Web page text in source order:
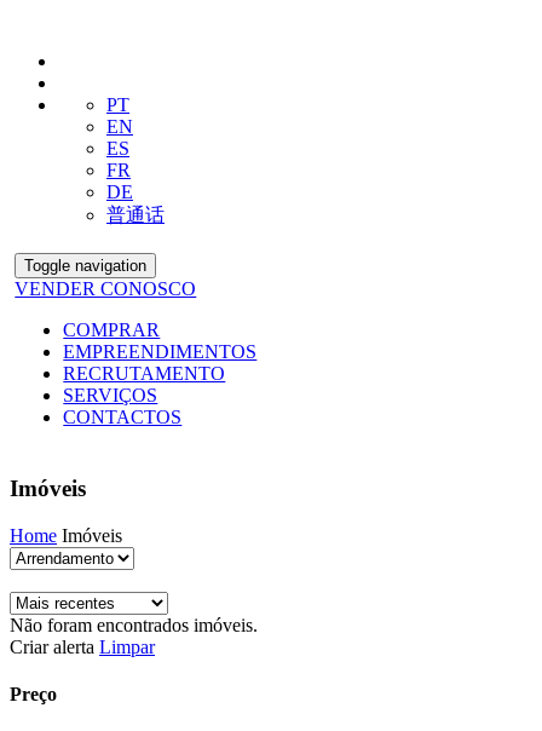
PT
EN
ES
FR
DE
普通话
Toggle navigation
VENDER CONOSCO
COMPRAR
EMPREENDIMENTOS
RECRUTAMENTO
SERVIÇOS
CONTACTOS
Imóveis
Home Imóveis
Não foram encontrados imóveis.
Criar alerta Limpar
Preço